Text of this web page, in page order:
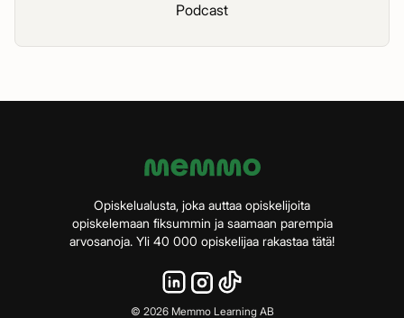
Podcast
Opiskelualusta, joka auttaa opiskelijoita
opiskelemaan fiksummin ja saamaan parempia
arvosanoja. Yli 40 000 opiskelijaa rakastaa tätä!
© 2026Memmo Learning AB